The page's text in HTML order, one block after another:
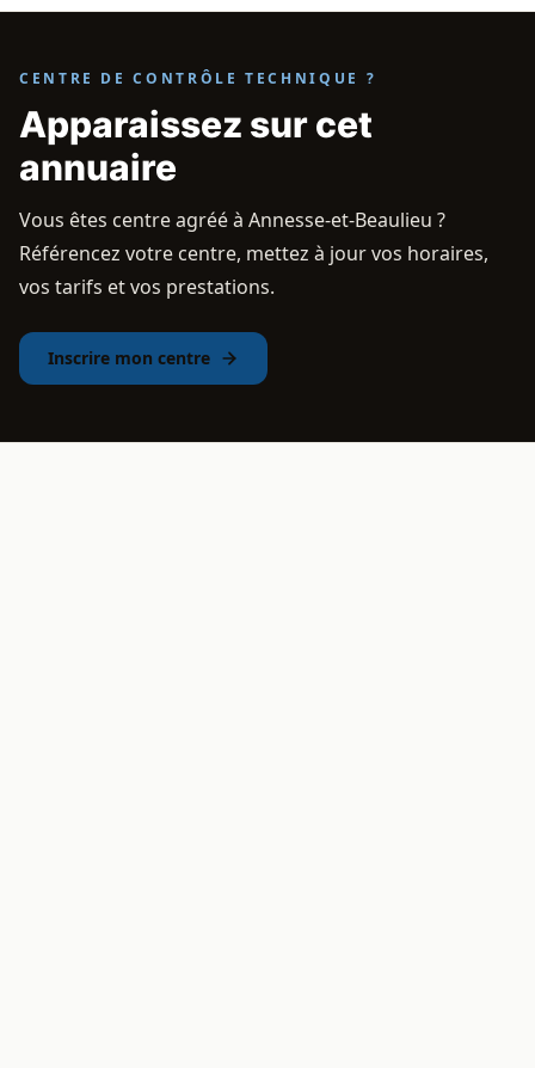
CENTRE DE CONTRÔLE TECHNIQUE ?
Apparaissez sur cet
annuaire
Vous êtes centre agréé à Annesse-et-Beaulieu ?
Référencez votre centre, mettez à jour vos horaires,
vos tarifs et vos prestations.
Inscrire mon centre